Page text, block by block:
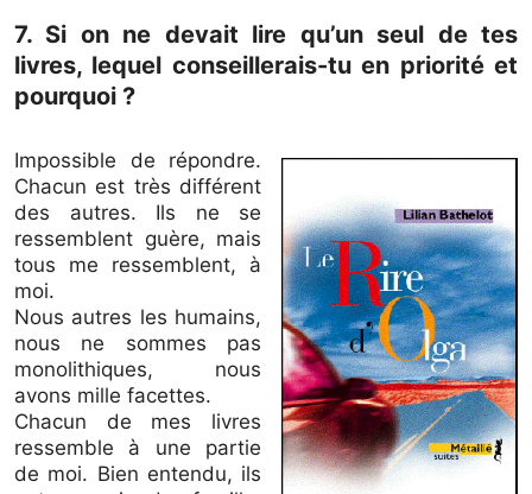
7. Si on ne devait lire qu’un seul de tes
livres, lequel conseillerais-tu en priorité et
pourquoi ?
Impossible de répondre.
Chacun est très différent
des autres. Ils ne se
ressemblent guère, mais
tous me ressemblent, à
moi.
Nous autres les humains,
nous ne sommes pas
monolithiques, nous
avons mille facettes.
Chacun de mes livres
ressemble à une partie
de moi. Bien entendu, ils